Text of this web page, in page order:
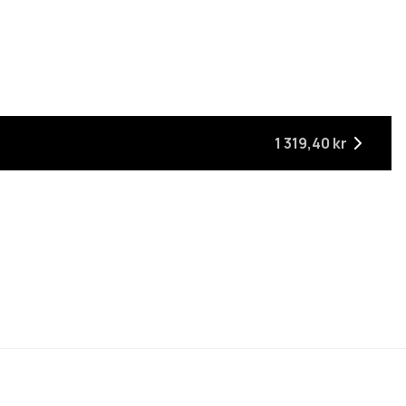
tillbaka i lager
1 319,40 kr